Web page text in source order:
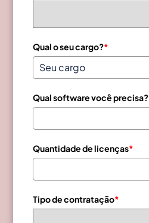
Qual o seu cargo?*
Qual software você precisa?
Quantidade de licenças*
Tipo de contratação*